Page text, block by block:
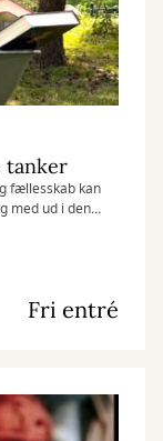
tanker
fællesskab kan
med ud i den
Fri entré